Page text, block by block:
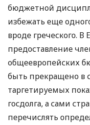
бюджетной
избежать еще
вроде греческого. В
предоставление
общеевропейских
быть прекращено в
таргетируемых
госдолга, а сами
перечислять